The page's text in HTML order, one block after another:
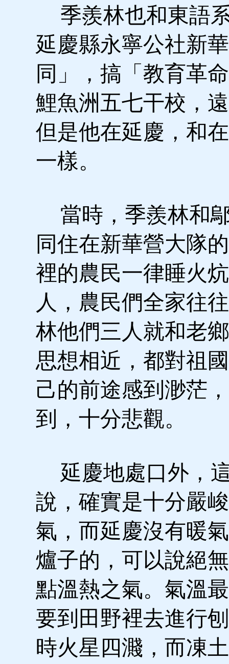
季羨林也和東語
延慶縣永寧公社新
同」，搞「教育革
鯉魚洲五七干校，
但是他在延慶，和
一樣。
當時，季羨林和
同住在新華營大隊
裡的農民一律睡火
人，農民們全家往
林他們三人就和老
思想相近，都對祖
己的前途感到渺茫
到，十分悲觀。
延慶地處口外，
說，確實是十分嚴
氣，而延慶沒有暖
爐子的，可以說絕
點溫熱之氣。氣溫
要到田野裡去進行
時火星四濺，而凍